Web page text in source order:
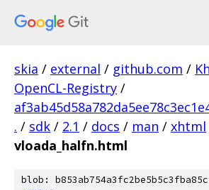
skia / external / github.com /
OpenCL-Registry /
. / sdk / 2.1 / docs / man / xhtml
vloada_halfn.html
blob: